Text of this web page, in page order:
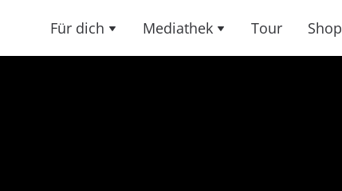
Für dich Mediathek Tour Shop